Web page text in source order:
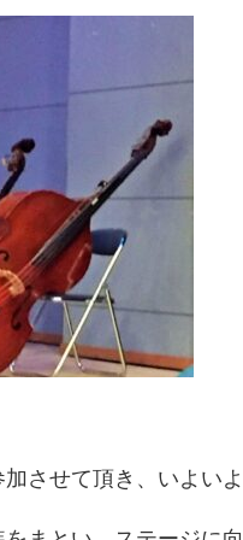
させて頂き、いよいよ